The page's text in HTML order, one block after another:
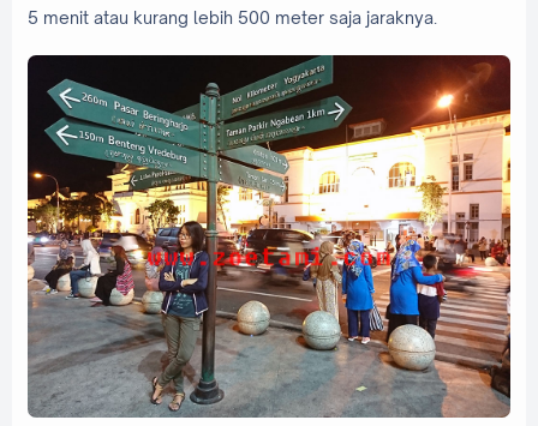
5 menit atau kurang lebih 500 meter saja jaraknya.